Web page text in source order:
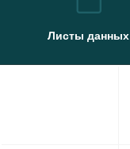
Листы данных